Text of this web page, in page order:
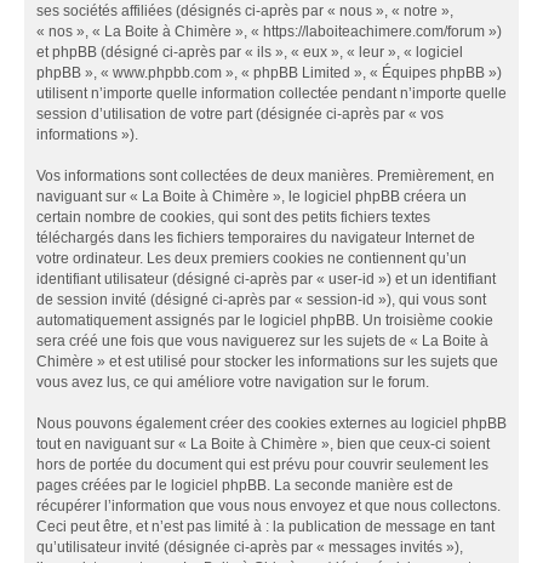
ses sociétés affiliées (désignés ci-après par « nous », « notre »,
« nos », « La Boite à Chimère », « https://laboiteachimere.com/forum »)
et phpBB (désigné ci-après par « ils », « eux », « leur », « logiciel
phpBB », « www.phpbb.com », « phpBB Limited », « Équipes phpBB »)
utilisent n’importe quelle information collectée pendant n’importe quelle
session d’utilisation de votre part (désignée ci-après par « vos
informations »).
Vos informations sont collectées de deux manières. Premièrement, en
naviguant sur « La Boite à Chimère », le logiciel phpBB créera un
certain nombre de cookies, qui sont des petits fichiers textes
téléchargés dans les fichiers temporaires du navigateur Internet de
votre ordinateur. Les deux premiers cookies ne contiennent qu’un
identifiant utilisateur (désigné ci-après par « user-id ») et un identifiant
de session invité (désigné ci-après par « session-id »), qui vous sont
automatiquement assignés par le logiciel phpBB. Un troisième cookie
sera créé une fois que vous naviguerez sur les sujets de « La Boite à
Chimère » et est utilisé pour stocker les informations sur les sujets que
vous avez lus, ce qui améliore votre navigation sur le forum.
Nous pouvons également créer des cookies externes au logiciel phpBB
tout en naviguant sur « La Boite à Chimère », bien que ceux-ci soient
hors de portée du document qui est prévu pour couvrir seulement les
pages créées par le logiciel phpBB. La seconde manière est de
récupérer l’information que vous nous envoyez et que nous collectons.
Ceci peut être, et n’est pas limité à : la publication de message en tant
qu’utilisateur invité (désignée ci-après par « messages invités »),